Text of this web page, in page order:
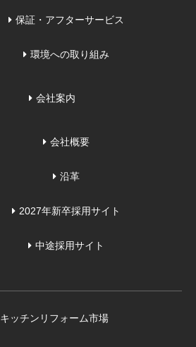
保証・アフターサービス
環境への取り組み
会社案内
会社概要
沿革
2027年新卒採用サイト
中途採用サイト
キッチンリフォーム市場